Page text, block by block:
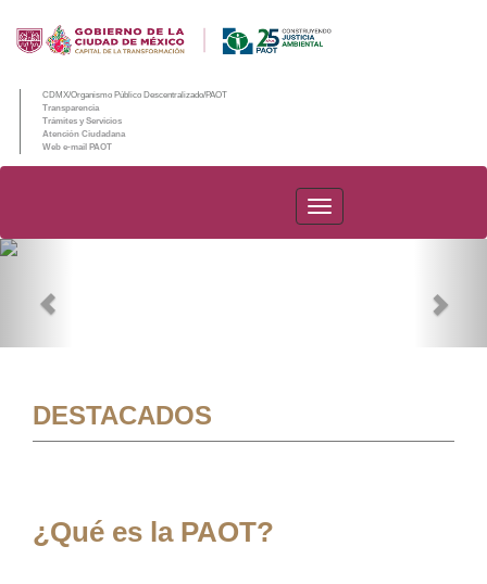
CDMX/Organismo Público Descentralizado/PAOT
Transparencia
Trámites y Servicios
Atención Ciudadana
Web e-mail PAOT
PAOT
DESTACADOS
¿Qué es la PAOT?